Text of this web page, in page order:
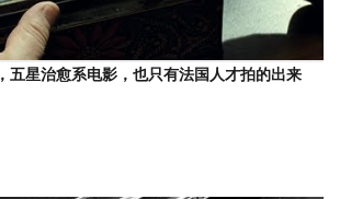
五星治愈系电影，也只有法国人才拍的出来